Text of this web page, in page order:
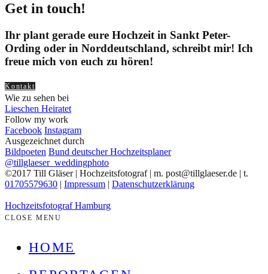
Get in touch!
Ihr plant gerade eure Hochzeit in Sankt Peter-
Ording oder in Norddeutschland, schreibt mir! Ich
freue mich von euch zu hören!
Kontakt
Wie zu sehen bei
Lieschen Heiratet
Follow my work
Facebook Instagram
Ausgezeichnet durch
Bildpoeten Bund deutscher Hochzeitsplaner
@tillglaeser_weddingphoto
©2017 Till Gläser | Hochzeitsfotograf | m. post@tillglaeser.de | t.
01705579630 | Impressum | Datenschutzerklärung
Hochzeitsfotograf Hamburg
CLOSE MENU
HOME